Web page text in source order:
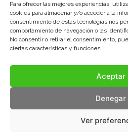
Para ofrecer las mejores experiencias,
cookies para almacenar y/o acceder a la
consentimiento de estas tecnologías nos
comportamiento de navegación o las
No consentir o retirar el consentimiento,
ciertas características y funciones.
Aceptar
Denegar
Ver